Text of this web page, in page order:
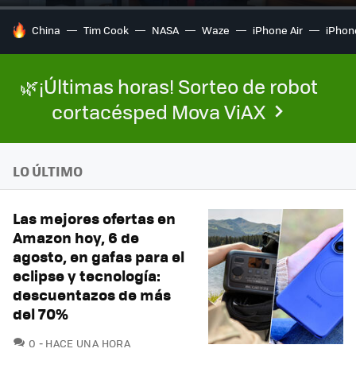
HOY SE HABLA DE
China Tim Cook NASA Waze iPhone Air
🌿¡Últimas horas! Sorteo de robot
cortacésped Mova ViAX
LO ÚLTIMO
Las mejores ofertas en
Amazon hoy, 6 de
agosto, en gafas para el
eclipse y tecnología:
descuentazos de más
del 70%
0 COMENTARIOS
HACE UNA HORA